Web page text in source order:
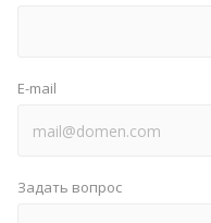
E-mail
Задать вопрос